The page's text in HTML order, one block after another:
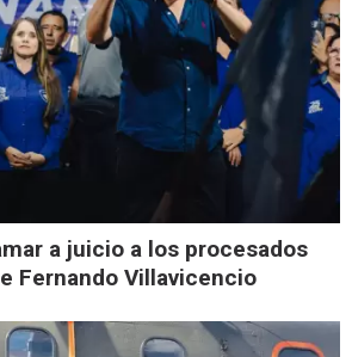
a juicio a los procesados
Fernando Villavicencio